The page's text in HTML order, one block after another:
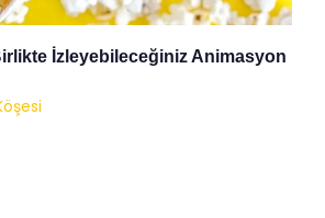
İzleyebileceğiniz Animasyon